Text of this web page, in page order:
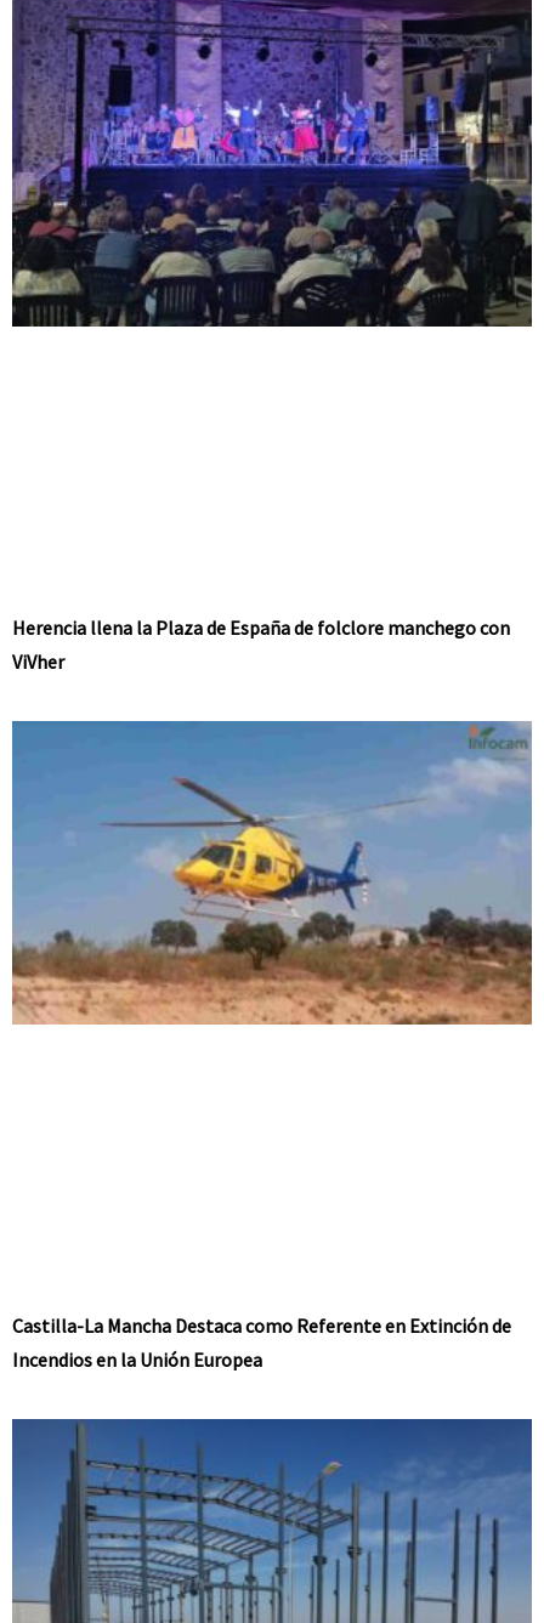
Herencia llena la Plaza de España de folclore manchego con
ViVher
Castilla-La Mancha Destaca como Referente en Extinción de
Incendios en la Unión Europea